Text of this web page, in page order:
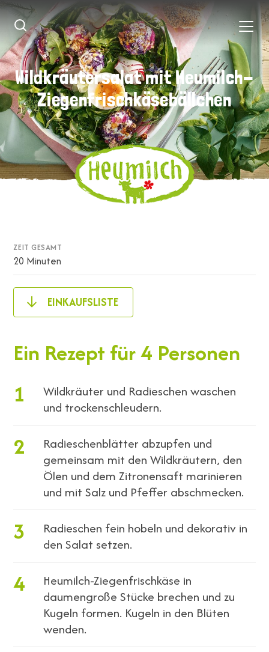
Wildkräutersalat mit Heumilch-
Ziegenfrischkäsebällchen
Wildkräutersalat mit Heumilch-
Ziegenfrischkäsebällchen
ZEIT GESAMT
20 Minuten
EINKAUFSLISTE
Ein Rezept für 4 Personen
1
Wildkräuter und Radieschen waschen
und trockenschleudern.
2
Radieschenblätter abzupfen und
gemeinsam mit den Wildkräutern, den
Ölen und dem Zitronensaft marinieren
und mit Salz und Pfeffer abschmecken.
3
Radieschen fein hobeln und dekorativ in
den Salat setzen.
4
Heumilch-Ziegenfrischkäse in
daumengroße Stücke brechen und zu
Kugeln formen. Kugeln in den Blüten
wenden.